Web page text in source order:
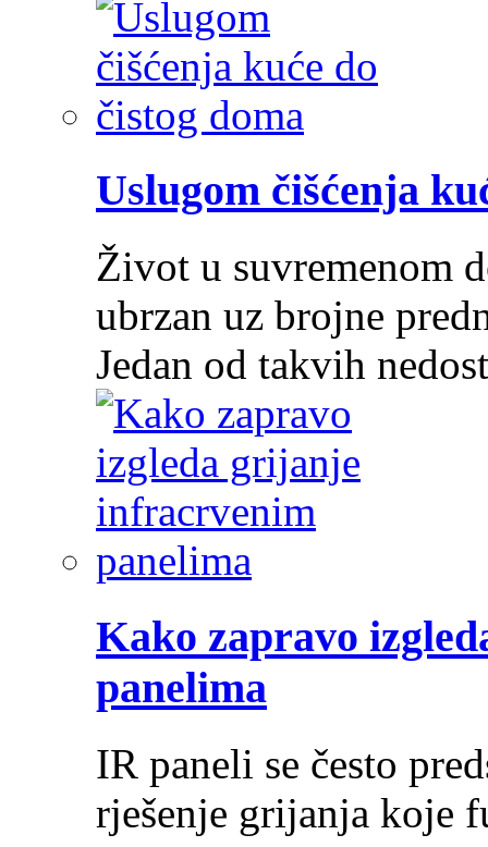
Uslugom čišćenja
Život u suvremenom
ubrzan uz brojne
Jedan od takvih
Kako zapravo
panelima
IR paneli se često
rješenje grijanja koje